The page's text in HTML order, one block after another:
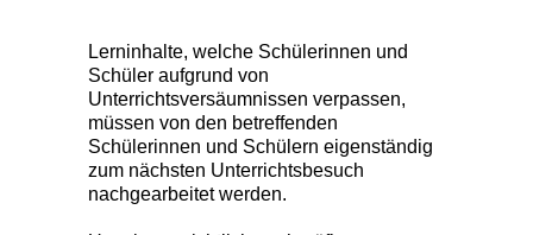
Lerninhalte, welche Schülerinnen und
Schüler aufgrund von
Unterrichtsversäumnissen verpassen,
müssen von den betreffenden
Schülerinnen und Schülern eigenständig
zum nächsten Unterrichtsbesuch
nachgearbeitet werden.